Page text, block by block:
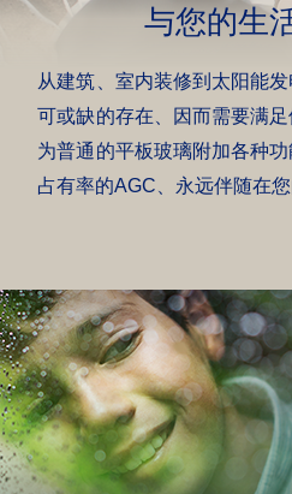
与您的生
从建筑、室内装修到太阳能
可或缺的存在、因而需要满
为普通的平板玻璃附加各种
占有率的AGC、永远伴随在您